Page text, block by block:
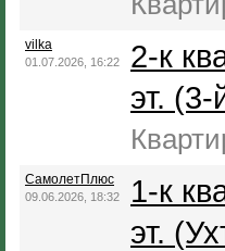
vilka
01.07.2026, 16:22
2-к
эт.
СамолетПлюс
09.06.2026, 18:32
1-к
эт.